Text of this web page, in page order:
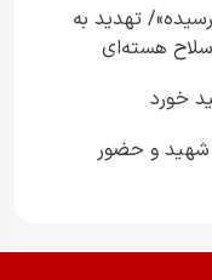
تهدید به
هسته‌ای
خورد
شهید و حضور